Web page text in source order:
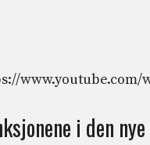
www.youtube.com/
i den